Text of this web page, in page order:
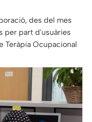
des del mes
per part d'usuàries
Teràpia Ocupacional